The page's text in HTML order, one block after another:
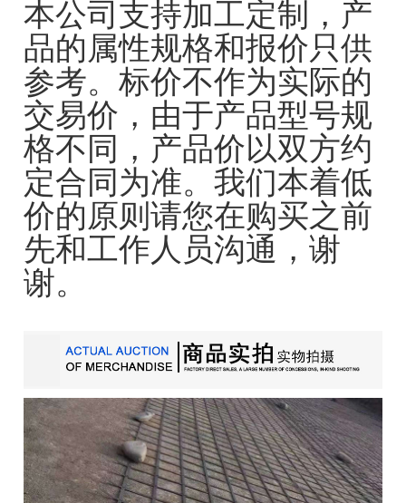
本公司支持加工定制，产
品的属性规格和报价只供
参考。标价不作为实际的
交易价，由于产品型号规
格不同，产品价以双方约
定合同为准。我们本着低
价的原则请您在购买之前
先和工作人员沟通，谢
谢。